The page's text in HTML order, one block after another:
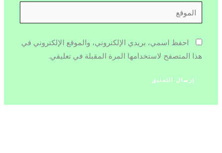
الموقع
احفظ اسمي، بريدي الإلكتروني، والموقع الإلكتروني في
هذا المتصفح لاستخدامها المرة المقبلة في تعليقي.